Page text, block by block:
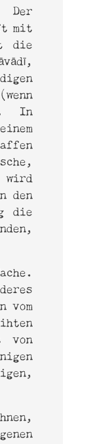
Der
mit
die
In
wird
den
die
vom
von